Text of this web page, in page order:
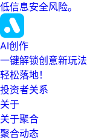
低信息安全风险。
AI创作
一键解锁创意新玩
轻松落地！
投资者关系
关于
关于聚合
聚合动态